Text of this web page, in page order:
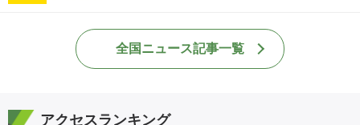
全国ニュース記事一覧
アクセスランキング